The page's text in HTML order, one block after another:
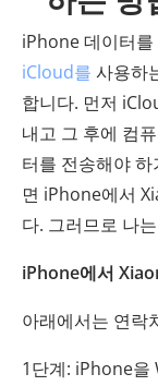
iPhone 데이터
iCloud를 사용하
합니다. 먼저
내고 그 후에 컴
터를 전송해야
면 iPhone에서
다. 그러므로 나
iPhone에서
아래에서는 연락
1단계: iPhone을